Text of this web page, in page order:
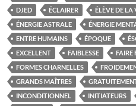
DJED
ÉCLAIRER ÉLÈVE DE LA
ÉNERGIE ASTRALE
ÉNERGIE
ENTRE HUMAINS
ÉPOQUE
EXCELLENT
FAIBLESSE FAIRE
FORMES CHARNELLES
GRANDS MAÎTRES
INCONDITIONNEL
INITIATEURS